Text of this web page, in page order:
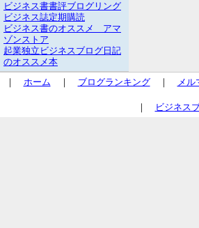
ビジネス書書評ブログリング
ビジネス誌定期購読
ビジネス書のオススメ アマ
ゾンストア
起業独立ビジネスブログ日記
のオススメ本
｜ ホーム ｜ ブログランキング｜ メル
｜
ビジネス